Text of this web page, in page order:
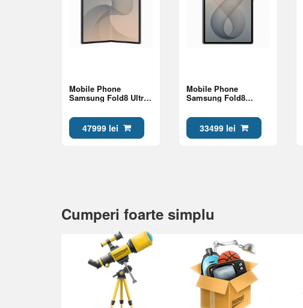
Mobile Phone
Samsung Fold8 Ultra
47999 lei
Mobile Phone
Samsung Fold8
33499 lei
Cumperi foarte simplu